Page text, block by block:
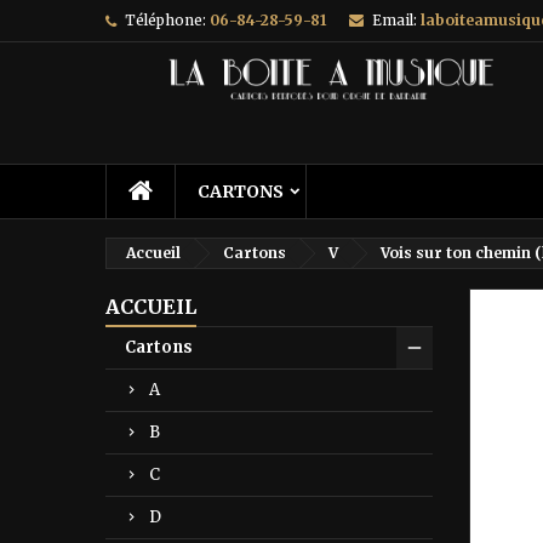
Téléphone: 06-84-28-59-81 Email:
CARTONS
Accueil Cartons V Vois sur ton chemin
ACCUEIL
Cartons
A
B
C
D